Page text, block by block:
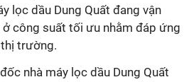
lọc dầu Dung Quất đang vận
ở công suất tối ưu nhằm đáp ứng
trường.
nhà máy lọc dầu Dung Quất